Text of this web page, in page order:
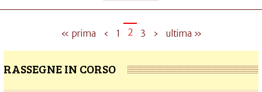
« prima ‹ 1 2 3 › ultima »
RASSEGNE IN CORSO